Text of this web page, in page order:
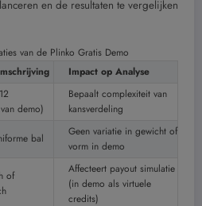
en de resultaten te vergelijken
van de Plinko Gratis Demo
Impact op Analyse
demo)
Bepaalt complexiteit van
kansverdeling
bal
Geen variatie in gewicht of
vorm in demo
of
Affecteert payout simulatie
(in demo als virtuele
credits)